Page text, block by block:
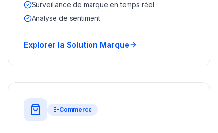
Surveillance de marque en temps réel
Analyse de sentiment
Explorer la Solution Marque
E-Commerce